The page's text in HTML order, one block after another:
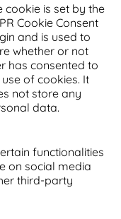
cookie is set by the
Cookie Consent
and is used to
whether or not
has consented to
of cookies. It
not store any
data.
functionalities
on social media
third-party